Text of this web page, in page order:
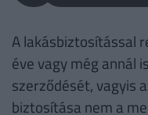
A lakásbiztosítással
éve vagy még annál
szerződését, vagyis
biztosítása nem a